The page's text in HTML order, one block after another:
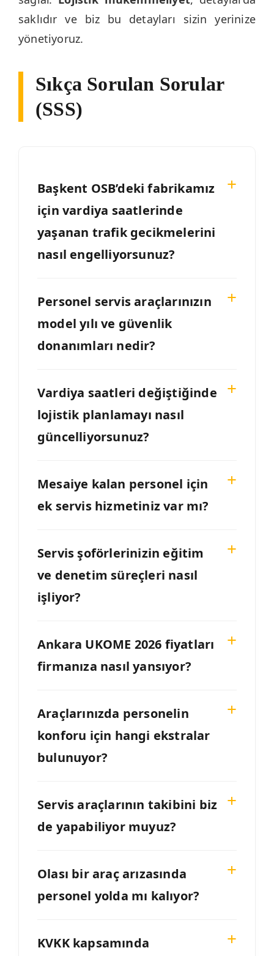
saklıdır ve biz bu detayları sizin yerinize
yönetiyoruz.
Sıkça Sorulan Sorular
(SSS)
Başkent OSB’deki fabrikamız
için vardiya saatlerinde
yaşanan trafik gecikmelerini
nasıl engelliyorsunuz?
Personel servis araçlarınızın
model yılı ve güvenlik
donanımları nedir?
Vardiya saatleri değiştiğinde
lojistik planlamayı nasıl
güncelliyorsunuz?
Mesaiye kalan personel için
ek servis hizmetiniz var mı?
Servis şoförlerinizin eğitim
ve denetim süreçleri nasıl
işliyor?
Ankara UKOME 2026 fiyatları
firmanıza nasıl yansıyor?
Araçlarınızda personelin
konforu için hangi ekstralar
bulunuyor?
Servis araçlarının takibini biz
de yapabiliyor muyuz?
Olası bir araç arızasında
personel yolda mı kalıyor?
KVKK kapsamında